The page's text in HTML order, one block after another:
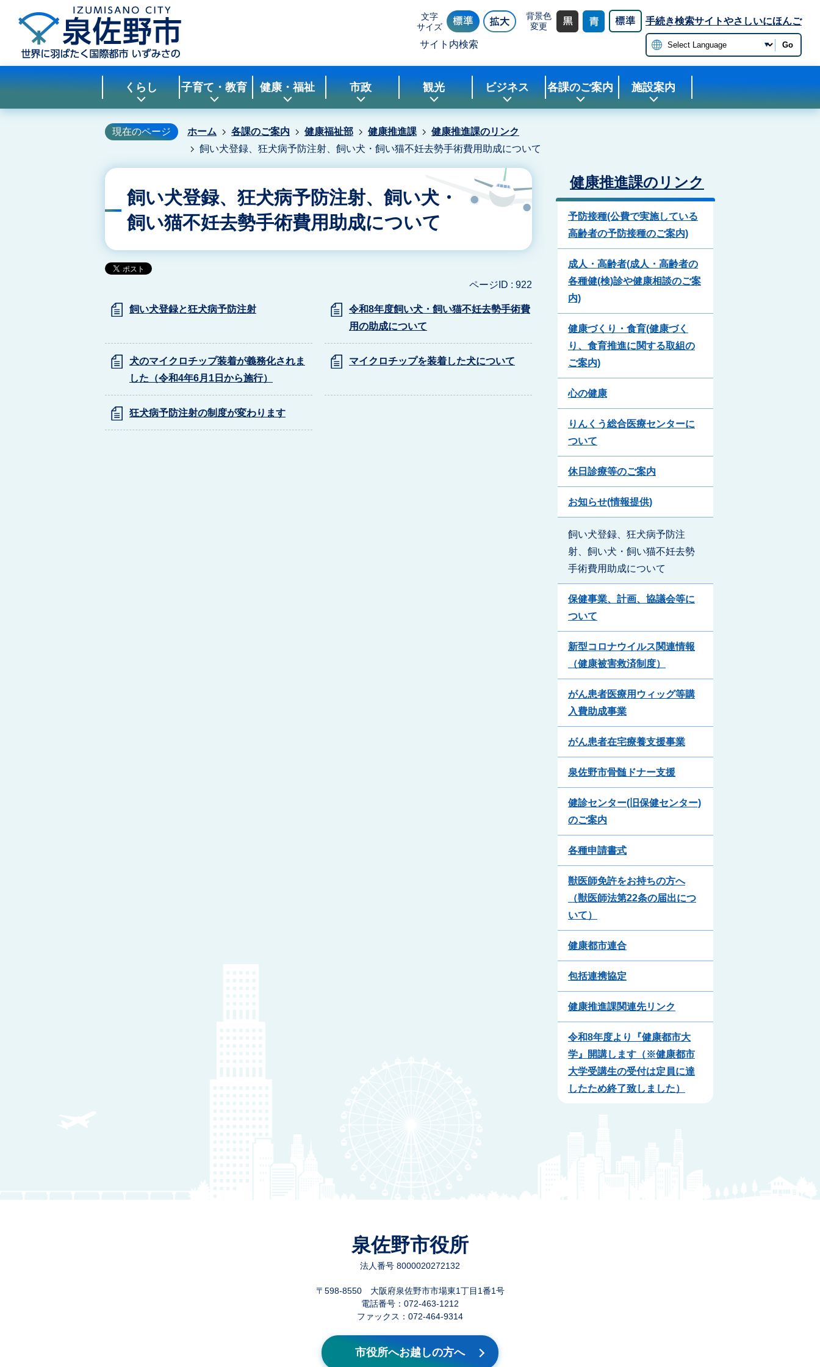
文字
サイズ
背景色
変更
手続き検索サイトやさしいにほんご
サイト内検索 Go
くらし 子育て・教育 健康・福祉 市政 観光 ビジネス 各課のご案内 施設案内
現在のページ ホーム 各課のご案内 健康福祉部 健康推進課
健康推進課のリンク
飼い犬登録、狂犬病予防注射、飼い犬・飼い猫不妊去勢手術費用助成について
飼い犬登録、狂犬病予防注射、飼い犬・
飼い猫不妊去勢手術費用助成について
ページID : 922
飼い犬登録と狂犬病予防注射
令和8年度飼い犬・飼い猫不妊去勢手術費
用の助成について
犬のマイクロチップ装着が義務化されま
した（令和4年6月1日から施行）
マイクロチップを装着した犬について
狂犬病予防注射の制度が変わります
健康推進課のリンク
予防接種(公費で実施している
高齢者の予防接種のご案内)
成人・高齢者(成人・高齢者の
各種健(検)診や健康相談のご案
内)
健康づくり・食育(健康づく
り、食育推進に関する取組の
ご案内)
心の健康
りんくう総合医療センターに
ついて
休日診療等のご案内
お知らせ(情報提供)
飼い犬登録、狂犬病予防注
射、飼い犬・飼い猫不妊去勢
手術費用助成について
保健事業、計画、協議会等に
ついて
新型コロナウイルス関連情報
（健康被害救済制度）
がん患者医療用ウィッグ等購
入費助成事業
がん患者在宅療養支援事業
泉佐野市骨髄ドナー支援
健診センター(旧保健センター)
のご案内
各種申請書式
獣医師免許をお持ちの方へ
（獣医師法第22条の届出につ
いて）
健康都市連合
包括連携協定
健康推進課関連先リンク
令和8年度より『健康都市大
学』開講します（※健康都市
大学受講生の受付は定員に達
したため終了致しました）
泉佐野市役所
法人番号 8000020272132
〒598-8550 大阪府泉佐野市市場東1丁目1番1号
電話番号：072-463-1212
ファックス：072-464-9314
市役所へお越しの方へ